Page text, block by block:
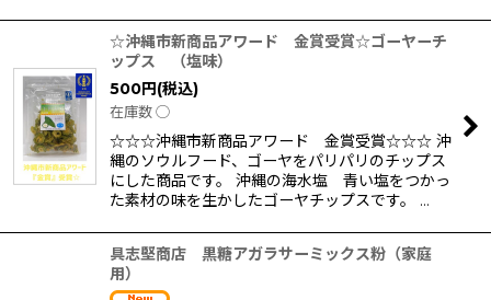
☆沖縄市新商品アワード 金賞受賞☆ゴーヤーチ
ップス （塩味）
500円(税込)
在庫数 ◯
☆☆☆沖縄市新商品アワード 金賞受賞☆☆☆ 沖
縄のソウルフード、ゴーヤをパリパリのチップス
にした商品です。 沖縄の海水塩 青い塩をつかっ
た素材の味を生かしたゴーヤチップスです。 …
具志堅商店 黒糖アガラサーミックス粉（家庭
用）